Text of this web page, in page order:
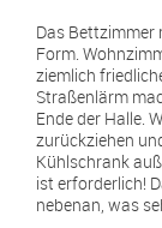
Das Bettzimmer
Form.
ziemlich
Straßenlärm
Ende der Halle.
zurückziehen
Kühlschrank
ist erforderlich!
nebenan, was